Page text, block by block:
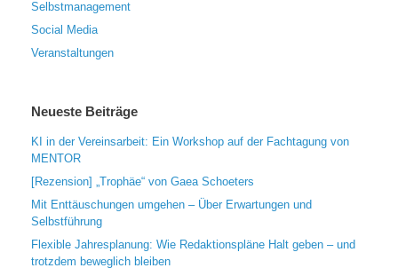
Selbstmanagement
Social Media
Veranstaltungen
Neueste Beiträge
KI in der Vereinsarbeit: Ein Workshop auf der Fachtagung von
MENTOR
[Rezension] „Trophäe“ von Gaea Schoeters
Mit Enttäuschungen umgehen – Über Erwartungen und
Selbstführung
Flexible Jahresplanung: Wie Redaktionspläne Halt geben – und
trotzdem beweglich bleiben